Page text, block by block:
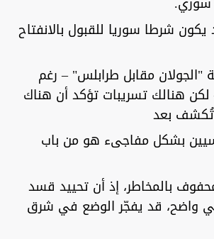
شرطا سوريا للقبول بالانفتاح
مقابل طرابلس" – رغم
لكن هنالك تسريبات تؤكد أن هناك
تُكشف بعد
بشكل مفاجىء هو من باب
بالمخاطر، إذ أن تحييد قسد
واضح، قد يفجّر الوضع في شرق